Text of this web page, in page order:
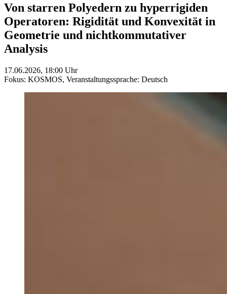
Von starren Polyedern zu hyperrigiden
Operatoren: Rigidität und Konvexität in
Geometrie und nichtkommutativer
Analysis
17.06.2026, 18:00 Uhr
Fokus: KOSMOS, Veranstaltungssprache: Deutsch